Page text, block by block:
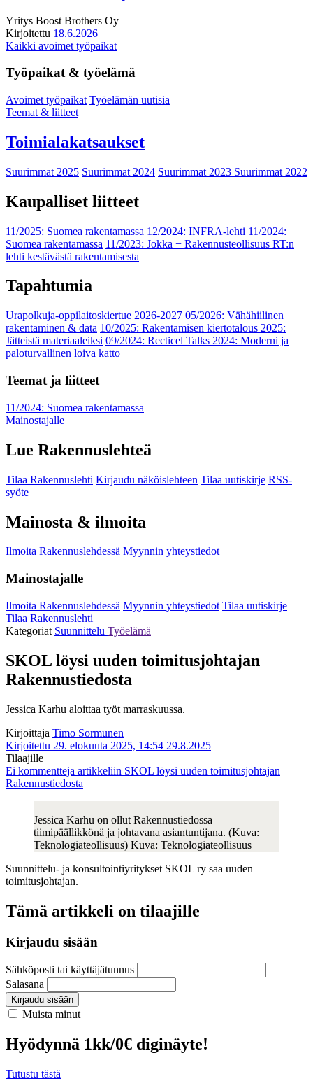
Yritys Boost Brothers Oy
Kirjoitettu 18.6.2026
Kaikki avoimet työpaikat
Työpaikat & työelämä
Avoimet työpaikat Työelämän uutisia
Teemat & liitteet
Toimialakatsaukset
Suurimmat 2025 Suurimmat 2024 Suurimmat 2023 Suurimmat 2022
Kaupalliset liitteet
11/2025: Suomea rakentamassa 12/2024: INFRA-lehti 11/2024:
Suomea rakentamassa 11/2023: Jokka − Rakennusteollisuus RT:n
lehti kestävästä rakentamisesta
Tapahtumia
Urapolkuja-oppilaitoskiertue 2026-2027 05/2026: Vähähiilinen
rakentaminen & data 10/2025: Rakentamisen kiertotalous 2025:
Jätteistä materiaaleiksi 09/2024: Recticel Talks 2024: Moderni ja
paloturvallinen loiva katto
Teemat ja liitteet
11/2024: Suomea rakentamassa
Mainostajalle
Lue Rakennuslehteä
Tilaa Rakennuslehti Kirjaudu näköislehteen Tilaa uutiskirje RSS-
syöte
Mainosta & ilmoita
Ilmoita Rakennuslehdessä Myynnin yhteystiedot
Mainostajalle
Ilmoita Rakennuslehdessä Myynnin yhteystiedot Tilaa uutiskirje
Tilaa Rakennuslehti
Kategoriat Suunnittelu Työelämä
SKOL löysi uuden toimitusjohtajan
Rakennustiedosta
Jessica Karhu aloittaa työt marraskuussa.
Kirjoittaja Timo Sormunen
Kirjoitettu 29. elokuuta 2025, 14:54 29.8.2025
Tilaajille
Ei kommentteja artikkeliin SKOL löysi uuden toimitusjohtajan
Rakennustiedosta
Jessica Karhu on ollut Rakennustiedossa
tiimipäällikkönä ja johtavana asiantuntijana. (Kuva:
Teknologiateollisuus) Kuva: Teknologiateollisuus
Suunnittelu- ja konsultointiyritykset SKOL ry saa uuden
toimitusjohtajan.
Tämä artikkeli on tilaajille
Kirjaudu sisään
Sähköposti tai käyttäjätunnus
Salasana
Kirjaudu sisään
Muista minut
Hyödynnä 1kk/0€ diginäyte!
Tutustu tästä